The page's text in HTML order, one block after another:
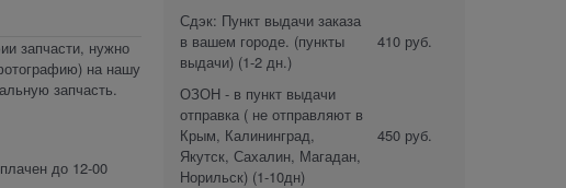
запчасти, нужно
на нашу
запчасть.
до 12-00
Сдэк: Пункт выдачи заказа
в вашем городе. (пункты
выдачи) (1-2 дн.)
410 руб.
ОЗОН - в пункт выдачи
отправка ( не отправляют в
Крым, Калининград,
Якутск, Сахалин, Магадан,
Норильск) (1-10дн)
450 руб.